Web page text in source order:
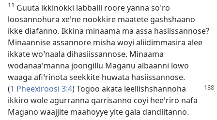
11 Guuta ikkinokki labballi roore yanna soꞌro
loosannohura xeꞌne nookkire maatete gashshaano
ikke diafanno. Ikkina minaama ma assa hasiissannose?
Minaannise assannore misha woyi aliidimmasira alee
ikkate woꞌnaala dihasiissannose. Minaama
wodanaaꞌmanna joongillu Maganu albaanni lowo
waaga afiꞌrinota seekkite huwata hasiissannose.
(1 Pheexiroosi 3:4) Togoo akata leellishshannoha
ikkiro wole agurranna qarrisanno coyi heeꞌriro nafa
Magano waajjite maahoyye yite gala dandiitanno.